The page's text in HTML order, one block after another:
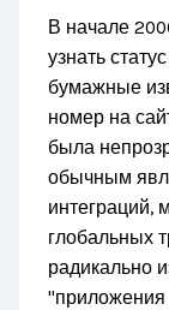
В начале
узнать
бумажные
номер на
была
обычным
интеграций,
глобальных
радикально
"приложения